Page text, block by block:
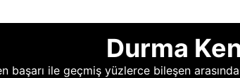
Durma
başarı ile geçmiş yüzlerce bileşen